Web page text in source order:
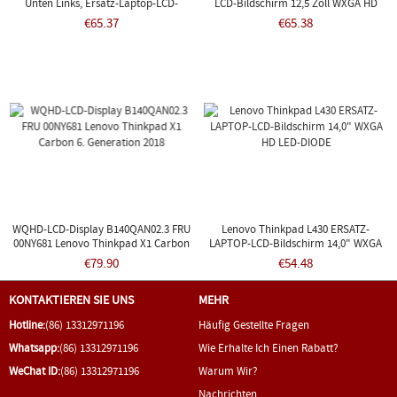
Unten Links, Ersatz-Laptop-LCD-
Bildschirm, 17,3-Zoll-WXGA++-LED-
DIODE
€65.37
LCD-Bildschirm 12,5 Zoll WXGA HD
LED-DIODE
€65.38
WQHD-LCD-Display B140QAN02.3 FRU
00NY681 Lenovo Thinkpad X1 Carbon
6. Generation 2018
€79.90
Lenovo Thinkpad L430 ERSATZ-
LAPTOP-LCD-Bildschirm 14,0" WXGA
HD LED-DIODE
€54.48
KONTAKTIEREN SIE UNS
Hotline:(86) 13312971196
Whatsapp:(86) 13312971196
WeChat ID:(86) 13312971196
MEHR
Häufig Gestellte Fragen
Wie Erhalte Ich Einen Rabatt?
Warum Wir?
Nachrichten